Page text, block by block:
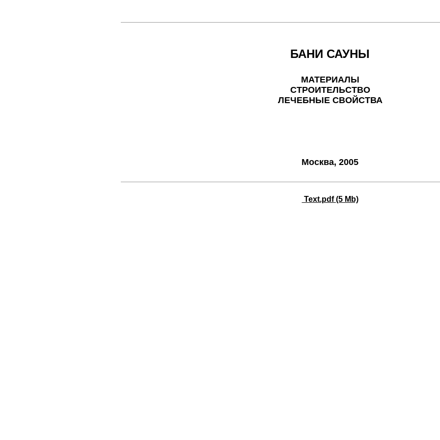
БАНИ САУНЫ
МАТЕРИАЛЫ
СТРОИТЕЛЬСТВО
ЛЕЧЕБНЫЕ СВОЙСТВА
Москва, 2005
Text.pdf (5 Mb)